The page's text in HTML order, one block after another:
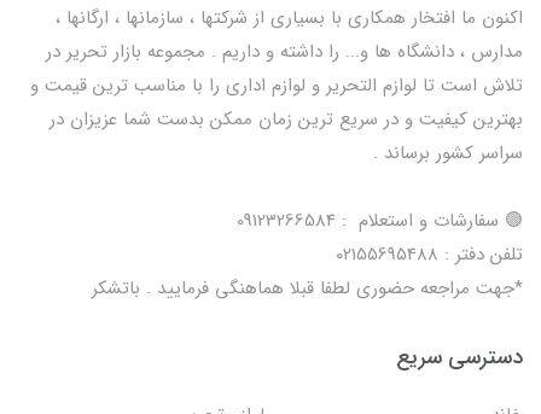
اکنون ما افتخار همکاری با بسیاری از شرکتها ، سازمانها ، ارگانها ،
مدارس ، دانشگاه ها و... را داشته و داریم . مجموعه بازار تحریر در
تلاش است تا لوازم التحریر و لوازم اداری را با مناسب ترین قیمت و
بهترین کیفیت و در سریع ترین زمان ممکن بدست شما عزیزان در
سراسر کشور برساند .
🟢 سفارشات و استعلام : 09123266584
تلفن دفتر : 02155695488
*جهت مراجعه حضوری لطفا قبلا هماهنگی فرمایید . باتشکر
دسترسی سریع